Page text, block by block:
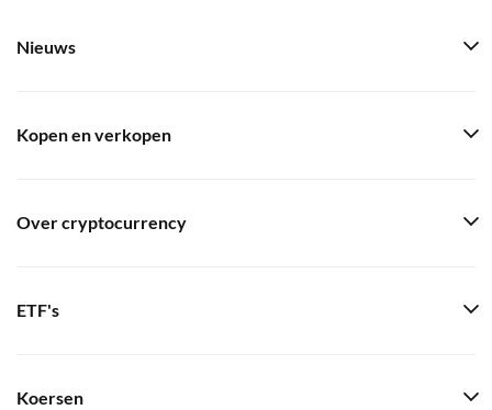
Nieuws
Kopen en verkopen
Over cryptocurrency
ETF's
Koersen